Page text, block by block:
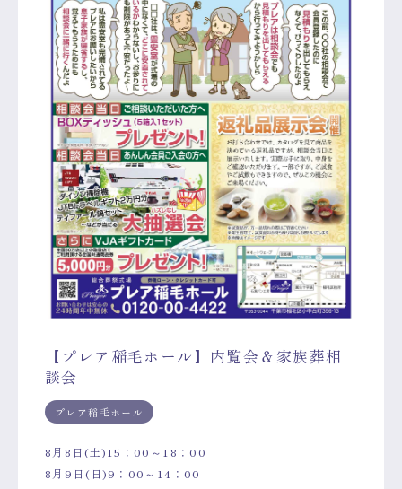
【プレア稲毛ホール】内覧会＆家族葬相
談会
プレア稲毛ホール
8月8日(土)15：00～18：00
8月9日(日)9：00～14：00